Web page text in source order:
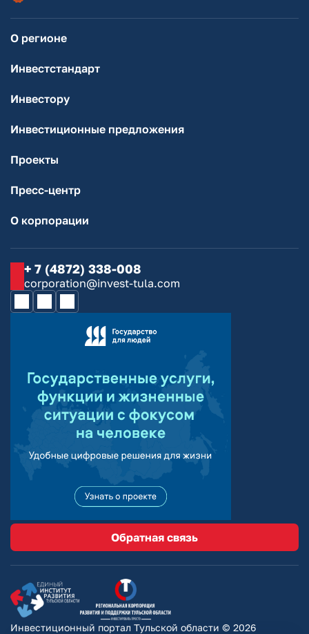
О регионе
Инвестстандарт
Инвестору
Инвестиционные предложения
Проекты
Пресс-центр
О корпорации
+ 7 (4872) 338-008
corporation@invest-tula.com
Обратная связь
Инвестиционный портал Тульской области © 2026